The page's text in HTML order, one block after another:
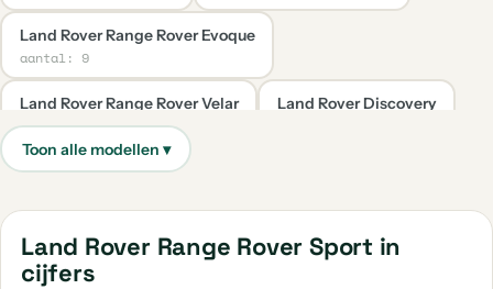
Land Rover Range Rover Evoque
aantal: 9
Land Rover Range Rover Velar
aantal: 7
Land Rover Discovery
Land Rover Discovery Sport
Land Rover Evoque
aantal: 1
Land Rover Range Rover Sport in
cijfers